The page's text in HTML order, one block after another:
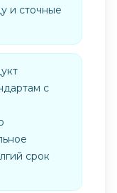
и сточные
с
срок